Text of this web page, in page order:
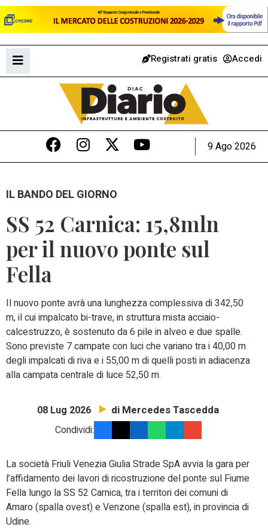
Registrati gratis Accedi
9 Ago 2026
IL BANDO DEL GIORNO
SS 52 Carnica: 15,8mln
per il nuovo ponte sul
Fella
Il nuovo ponte avrà una lunghezza complessiva di 342,50
m, il cui impalcato bi-trave, in struttura mista acciaio-
calcestruzzo, è sostenuto da 6 pile in alveo e due spalle.
Sono previste 7 campate con luci che variano tra i 40,00 m
degli impalcati di riva e i 55,00 m di quelli posti in adiacenza
alla campata centrale di luce 52,50 m.
08 Lug 2026 di Mercedes Tascedda
Condividi:
La società Friuli Venezia Giulia Strade SpA avvia la gara per
l’affidamento dei lavori di ricostruzione del ponte sul Fiume
Fella lungo la SS 52 Carnica, tra i territori dei comuni di
Amaro (spalla ovest) e Venzone (spalla est), in provincia di
Udine.